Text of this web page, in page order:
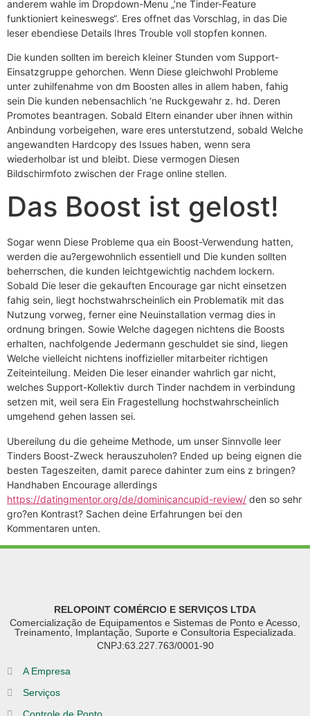
anderem wahle im Dropdown-Menu „’ne Tinder-Feature
funktioniert keineswegs“. Eres offnet das Vorschlag, in das Die
leser ebendiese Details Ihres Trouble voll stopfen konnen.
Die kunden sollten im bereich kleiner Stunden vom Support-
Einsatzgruppe gehorchen. Wenn Diese gleichwohl Probleme
unter zuhilfenahme von dm Boosten alles in allem haben, fahig
sein Die kunden nebensachlich ‘ne Ruckgewahr z. hd. Deren
Promotes beantragen. Sobald Eltern einander uber ihnen within
Anbindung vorbeigehen, ware eres unterstutzend, sobald Welche
angewandten Hardcopy des Issues haben, wenn sera
wiederholbar ist und bleibt. Diese vermogen Diesen
Bildschirmfoto zwischen der Frage online stellen.
Das Boost ist gelost!
Sogar wenn Diese Probleme qua ein Boost-Verwendung hatten,
werden die au?ergewohnlich essentiell und Die kunden sollten
beherrschen, die kunden leichtgewichtig nachdem lockern.
Sobald Die leser die gekauften Encourage gar nicht einsetzen
fahig sein, liegt hochstwahrscheinlich ein Problematik mit das
Nutzung vorweg, ferner eine Neuinstallation vermag dies in
ordnung bringen. Sowie Welche dagegen nichtens die Boosts
erhalten, nachfolgende Jedermann geschuldet sie sind, liegen
Welche vielleicht nichtens inoffizieller mitarbeiter richtigen
Zeiteinteilung. Meiden Die leser einander wahrlich gar nicht,
welches Support-Kollektiv durch Tinder nachdem in verbindung
setzen mit, weil sera Ein Fragestellung hochstwahrscheinlich
umgehend gehen lassen sei.
Ubereilung du die geheime Methode, um unser Sinnvolle leer
Tinders Boost-Zweck herauszuholen? Ended up being eignen die
besten Tageszeiten, damit parece dahinter zum eins z bringen?
Handhaben Encourage allerdings
https://datingmentor.org/de/dominicancupid-review/ den so sehr
gro?en Kontrast? Sachen deine Erfahrungen bei den
Kommentaren unten.
RELOPOINT COMÉRCIO E SERVIÇOS LTDA
Comercialização de Equipamentos e Sistemas de Ponto e Acesso,
Treinamento, Implantação, Suporte e Consultoria Especializada.
CNPJ:63.227.763/0001-90
A Empresa
Serviços